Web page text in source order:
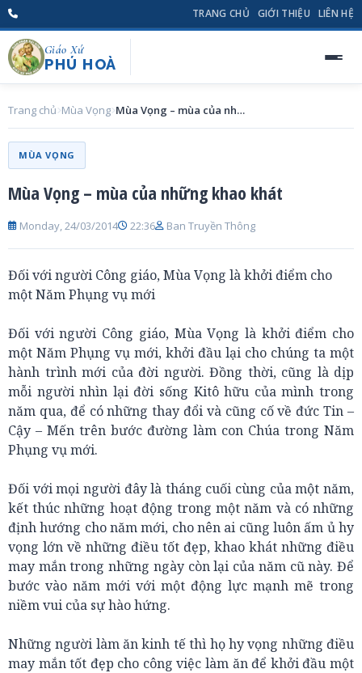
TRANG CHỦ GIỚI THIỆU LIÊN HỆ
Giáo Xứ
PHÚ HOÀ
Trang chủ Mùa Vọng Mùa Vọng – mùa của những khao khát
MÙA VỌNG
Mùa Vọng – mùa của những khao khát
Monday, 24/03/2014 22:36 Ban Truyền Thông
Đối với người Công giáo, Mùa Vọng là khởi điểm cho
một Năm Phụng vụ mới
Đối với người Công giáo, Mùa Vọng là khởi điểm cho
một Năm Phụng vụ mới, khởi đầu lại cho chúng ta một
hành trình mới của đời người. Đồng thời, cũng là dịp
mỗi người nhìn lại đời sống Kitô hữu của mình trong
năm qua, để có những thay đổi và cũng cố về đức Tin –
Cậy – Mến trên bước đường làm con Chúa trong Năm
Phụng vụ mới.
Đối với mọi người đây là tháng cuối cùng của một năm,
kết thúc những hoạt động trong một năm và có những
định hướng cho năm mới, cho nên ai cũng luôn ấm ủ hy
vọng lớn về những điều tốt đẹp, khao khát những điều
may mắn trong những ngày còn lại của năm cũ này. Để
bước vào năm mới với một động lực mạnh mẽ trong
niềm vui của sự hào hứng.
Những người làm ăn kinh tế thì họ hy vọng những điều
may mắn tốt đẹp cho công việc làm ăn để khởi đầu một